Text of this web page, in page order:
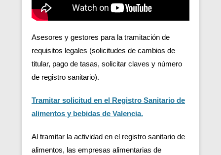
Asesores y gestores para la tramitación de
requisitos legales (solicitudes de cambios de
titular, pago de tasas, solicitar claves y número
de registro sanitario).
Tramitar solicitud en el Registro Sanitario de
alimentos y bebidas de Valencia.
Al tramitar la actividad en el registro sanitario de
alimentos, las empresas alimentarias de